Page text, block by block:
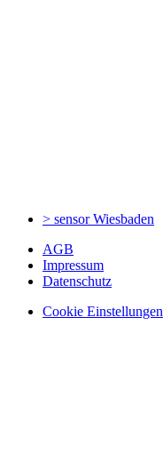
> sensorWiesbaden
AGB
Impressum
Datenschutz
Cookie Einstellungen